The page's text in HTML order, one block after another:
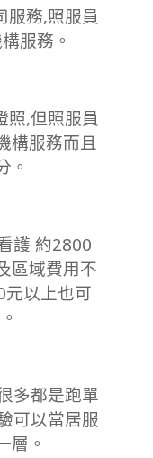
服務,照服員
服務。
照,但照服員
構服務而且
。
護 約2800
區域費用不
以上也可
多都是跑單
可以當居服
層。